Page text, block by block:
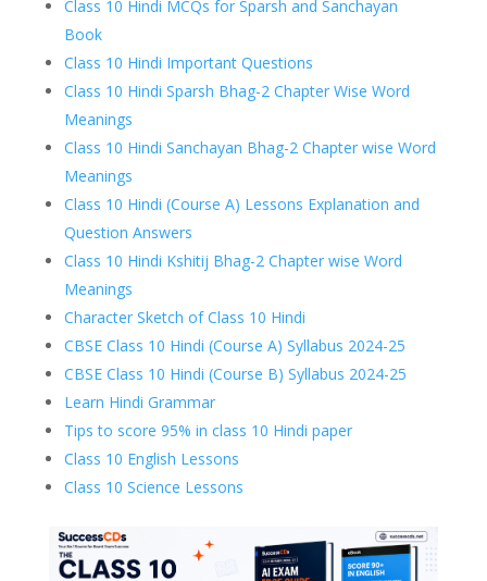
Class 10 Hindi MCQs for Sparsh and Sanchayan
Book
Class 10 Hindi Important Questions
Class 10 Hindi Sparsh Bhag-2 Chapter Wise Word
Meanings
Class 10 Hindi Sanchayan Bhag-2 Chapter wise Word
Meanings
Class 10 Hindi (Course A) Lessons Explanation and
Question Answers
Class 10 Hindi Kshitij Bhag-2 Chapter wise Word
Meanings
Character Sketch of Class 10 Hindi
CBSE Class 10 Hindi (Course A) Syllabus 2024-25
CBSE Class 10 Hindi (Course B) Syllabus 2024-25
Learn Hindi Grammar
Tips to score 95% in class 10 Hindi paper
Class 10 English Lessons
Class 10 Science Lessons